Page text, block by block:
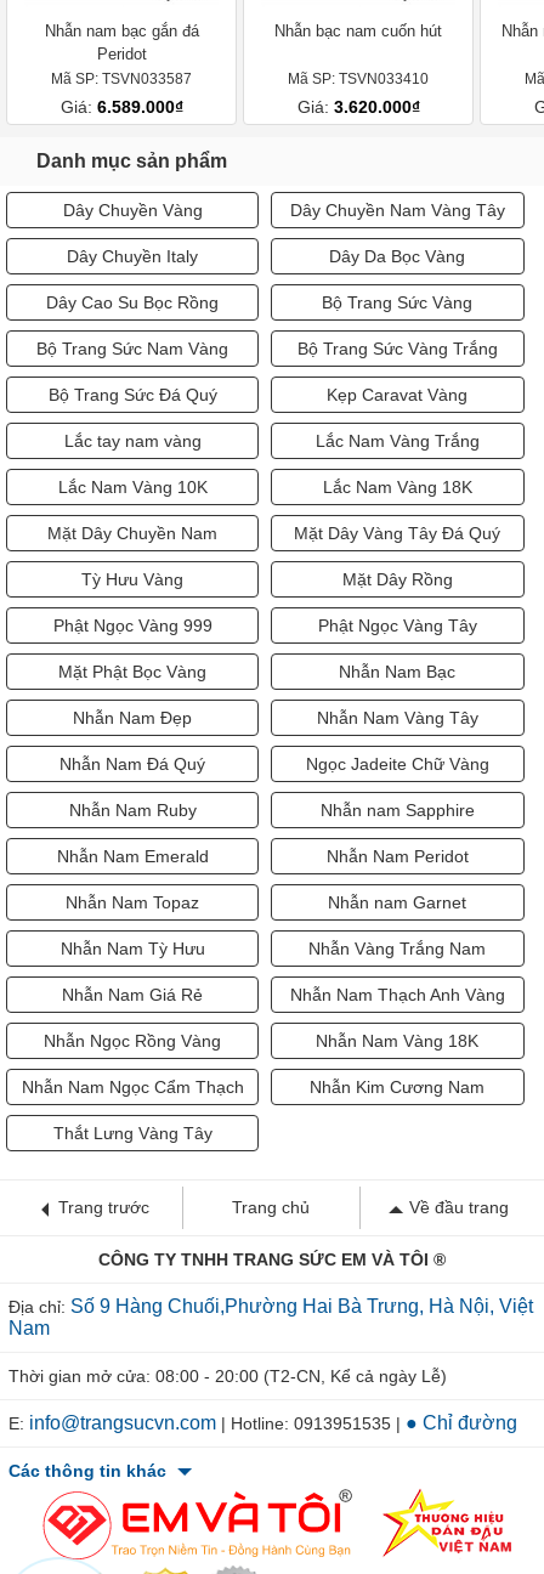
Nhẫn nam bạc gắn đá
Peridot
Mã SP: TSVN033587
Giá: 6.589.000₫
Nhẫn bạc nam cuốn hút
Mã SP: TSVN033410
Giá: 3.620.000₫
Danh mục sản phẩm
Dây Chuyền Vàng Dây Chuyền Nam Vàng Tây
Dây Chuyền Italy Dây Da Bọc Vàng
Dây Cao Su Bọc Rồng Bộ Trang Sức Vàng
Bộ Trang Sức Nam Vàng Bộ Trang Sức Vàng Trắng
Bộ Trang Sức Đá Quý Kẹp Caravat Vàng
Lắc tay nam vàng Lắc Nam Vàng Trắng
Lắc Nam Vàng 10K Lắc Nam Vàng 18K
Mặt Dây Chuyền Nam Mặt Dây Vàng Tây Đá Quý
Tỳ Hưu Vàng Mặt Dây Rồng
Phật Ngọc Vàng 999 Phật Ngọc Vàng Tây
Mặt Phật Bọc Vàng Nhẫn Nam Bạc
Nhẫn Nam Đẹp Nhẫn Nam Vàng Tây
Nhẫn Nam Đá Quý Ngọc Jadeite Chữ Vàng
Nhẫn Nam Ruby Nhẫn nam Sapphire
Nhẫn Nam Emerald Nhẫn Nam Peridot
Nhẫn Nam Topaz Nhẫn nam Garnet
Nhẫn Nam Tỳ Hưu Nhẫn Vàng Trắng Nam
Nhẫn Nam Giá Rẻ Nhẫn Nam Thạch Anh Vàng
Nhẫn Ngọc Rồng Vàng Nhẫn Nam Vàng 18K
Nhẫn Nam Ngọc Cẩm Thạch Nhẫn Kim Cương Nam
Thắt Lưng Vàng Tây
Trang trước Trang chủ Về đầu trang
CÔNG TY TNHH TRANG SỨC EM VÀ TÔI ®
Địa chỉ: Số 9 Hàng Chuối,Phường Hai Bà Trưng, Hà Nội, Việt
Nam
Thời gian mở cửa: 08:00 - 20:00 (T2-CN, Kể cả ngày Lễ)
E: info@trangsucvn.com | Hotline: 0913951535 | ● Chỉ đường
Các thông tin khác